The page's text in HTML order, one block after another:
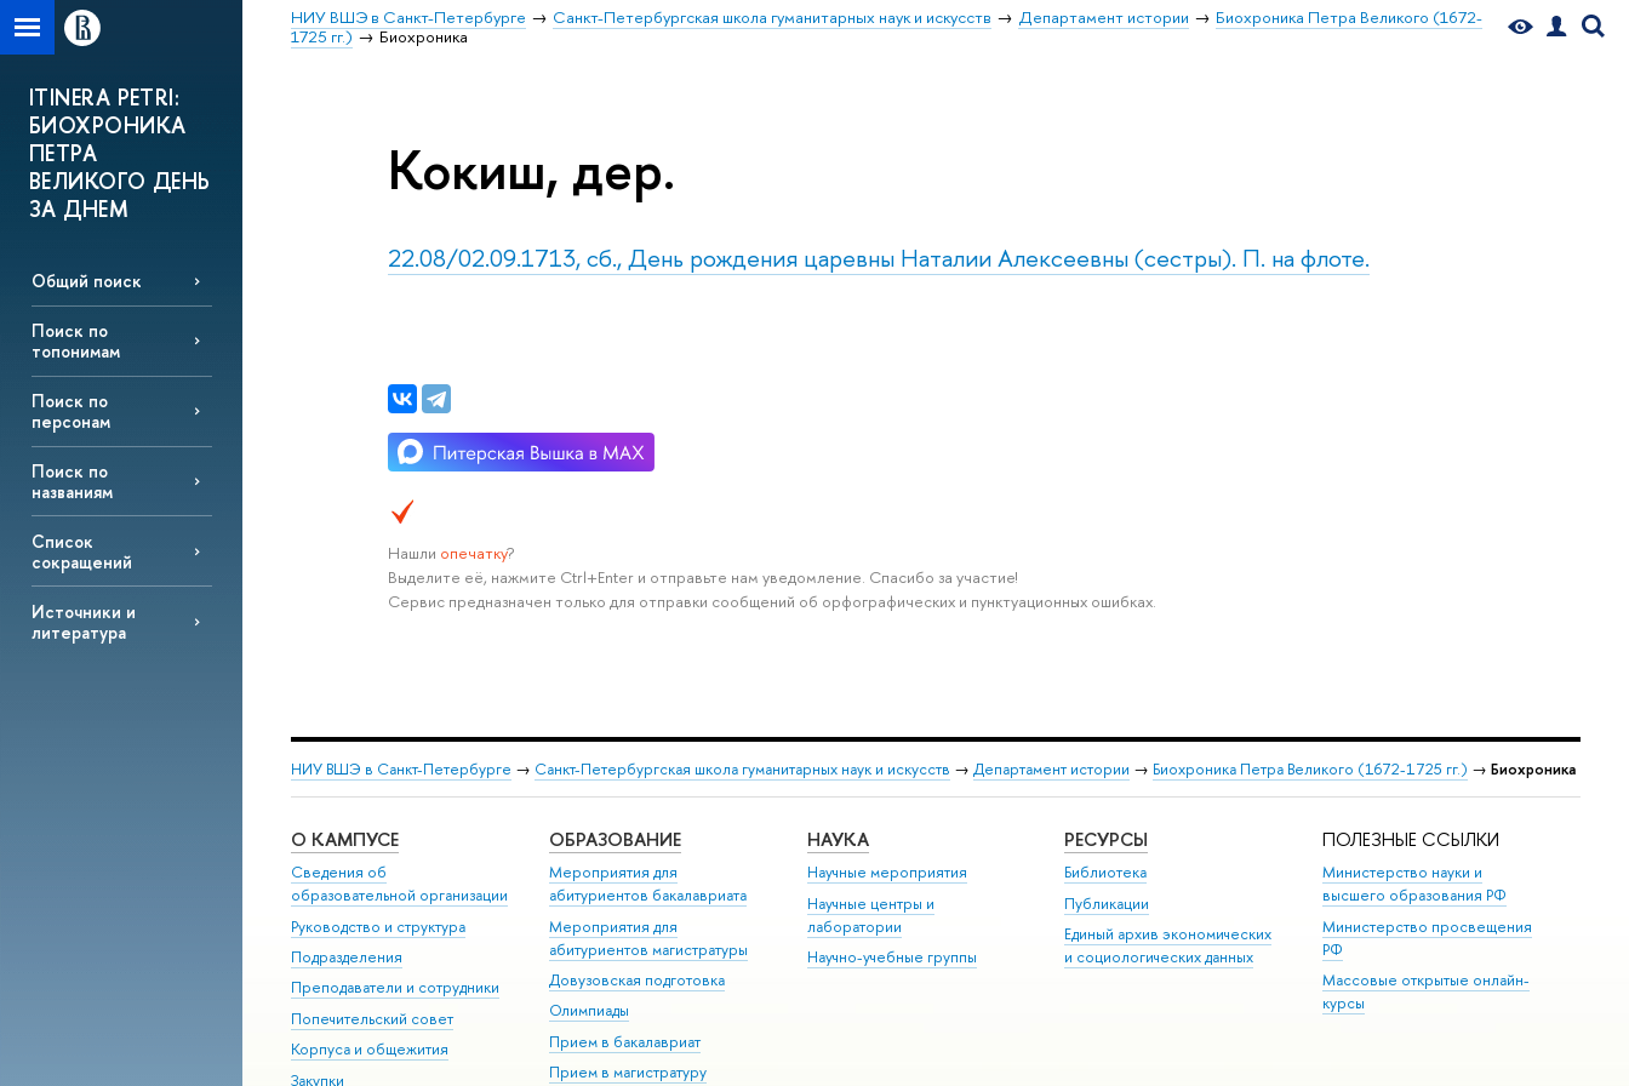
НИУ ВШЭ в Санкт-Петербурге Санкт-Петербургская школа гуманитарных наук и искусств Департамент истории
Биохроника Петра Великого (1672-
1725 гг.)
Биохроника
ITINERA PETRI:
БИОХРОНИКА
ПЕТРА
ВЕЛИКОГО ДЕНЬ
ЗА ДНЕМ
Общий поиск
Поиск по
топонимам
Поиск по
персонам
Поиск по
названиям
Список
сокращений
Источники и
литература
Кокиш, дер.
22.08/02.09.1713, сб., День рождения царевны Наталии Алексеевны (сестры). П. на флоте.
Нашли опечатку?
Выделите её, нажмите Ctrl+Enter и отправьте нам уведомление. Спасибо за участие!
Сервис предназначен только для отправки сообщений об орфографических и пунктуационных ошибках.
НИУ ВШЭ в Санкт-Петербурге → Санкт-Петербургская школа гуманитарных наук и искусств → Департамент истории → Биохроника Петра Великого (1672-1725 гг.) → Биохроника
О КАМПУСЕ
Сведения об
образовательной организации
Руководство и структура
Подразделения
Преподаватели и сотрудники
Попечительский совет
Корпуса и общежития
Закупки
ОБРАЗОВАНИЕ
Мероприятия для
абитуриентов бакалавриата
Мероприятия для
абитуриентов магистратуры
Довузовская подготовка
Олимпиады
Прием в бакалавриат
Прием в магистратуру
НАУКА
Научные мероприятия
Научные центры и
лаборатории
Научно-учебные группы
РЕСУРСЫ
Библиотека
Публикации
Единый архив экономических
и социологических данных
ПОЛЕЗНЫЕ ССЫЛКИ
Министерство науки и
высшего образования РФ
Министерство просвещения
РФ
Массовые открытые онлайн-
курсы